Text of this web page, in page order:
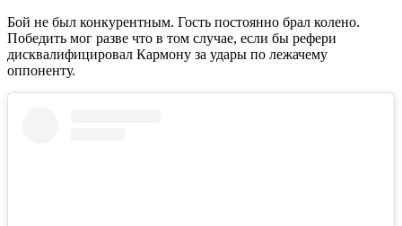
Бой не был конкурентным. Гость постоянно брал колено.
Победить мог разве что в том случае, если бы рефери
дисквалифицировал Кармону за удары по лежачему
оппоненту.